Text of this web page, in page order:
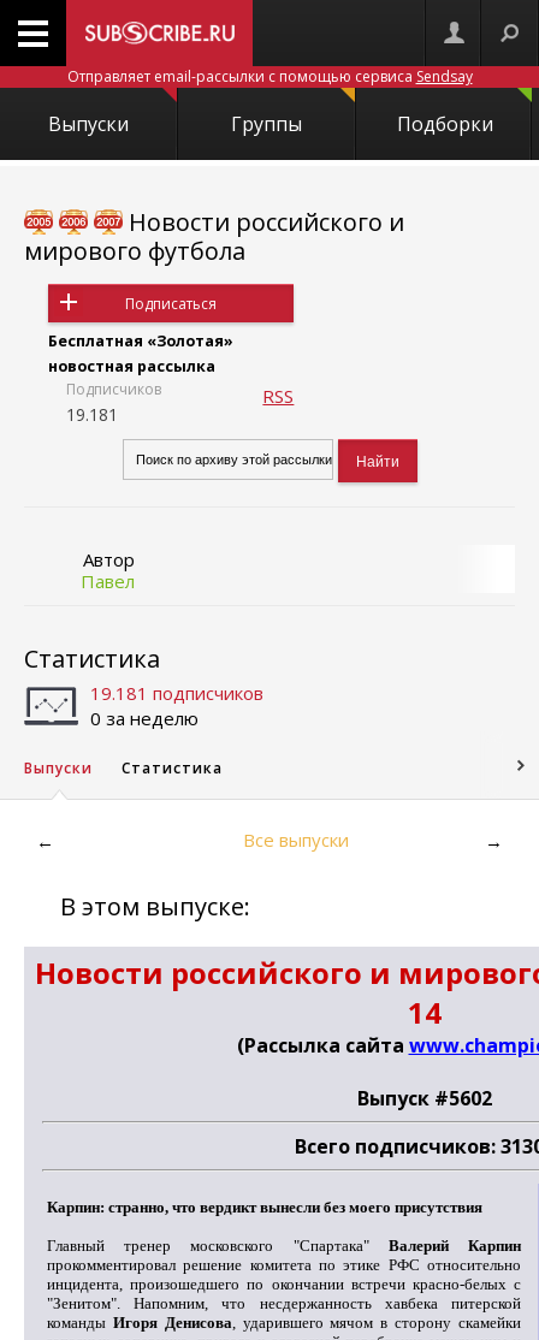
Отправляет email-рассылки с помощью сервиса Sendsay
Выпуски Группы Подборки
Новости российского и
мирового футбола
Подписаться
Бесплатная «Золотая»
новостная рассылка
Подписчиков
19.181
RSS
Автор
Павел
Статистика
19.181 подписчиков
0 за неделю
Выпуски Статистика
← Все выпуски →
В этом выпуске:
Новости российского и
14
(Рассылка сайта
Выпуск #5602
Всего подписчиков:
Карпин: странно, что вердикт вынесли без моего присутствия
Главный тренер московского "Спартака" Валерий Карпин
прокомментировал решение комитета по этике РФС относительно
инцидента, произошедшего по окончании встречи красно-белых с
"Зенитом". Напомним, что несдержанность хавбека питерской
команды Игоря Денисова, ударившего мячом в сторону скамейки